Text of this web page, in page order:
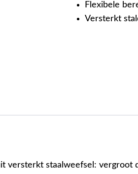
Flexibele
Versterkt
versterkt staalweefsel: vergroot